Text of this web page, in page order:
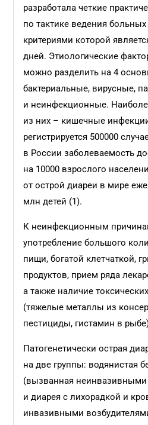
разработала четкие
по тактике ведения
критериями которой
дней. Этиологические
можно разделить на 4
бактериальные, вирусные,
и неинфекционные.
из них – кишечные
регистрируется 500000
в России заболеваемость
на 10000 взрослого
от острой диареи в мире
млн детей (1).
К неинфекционным
употребление большого
пищи, богатой клетчаткой,
продуктов, прием ряда
а также наличие
(тяжелые металлы из
пестициды, гистамин в
Патогенетически острая
на две группы: водянистая
(вызванная неинвазивными
и диарея с лихорадкой и
инвазивными